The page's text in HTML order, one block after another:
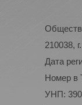
210038,
Дата
Номер в
УНП: